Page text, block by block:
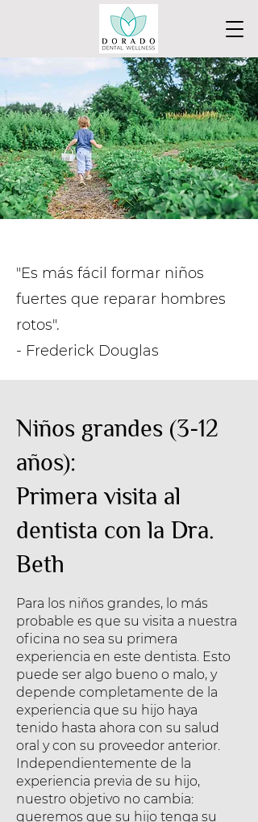
"Es más fácil formar niños
fuertes que reparar hombres
rotos".
- Frederick Douglas
Niños grandes (3-12
años):
Primera visita al
dentista con la Dra.
Beth
Para los niños grandes, lo más
probable es que su visita a nuestra
oficina no sea su primera
experiencia en este dentista. Esto
puede ser algo bueno o malo, y
depende completamente de la
experiencia que su hijo haya
tenido hasta ahora con su salud
oral y con su proveedor anterior.
Independientemente de la
experiencia previa de su hijo,
nuestro objetivo no cambia:
queremos que su hijo tenga su